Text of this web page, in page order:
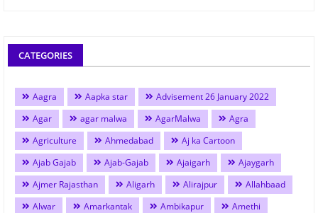
CATEGORIES
Aagra Aapka star
Advisement 26 January 2022
Agar
agar malwa AgarMalwa
Agra
Agriculture
Ahmedabad
Aj ka Cartoon
Ajab Gajab
Ajab-Gajab Ajaigarh
Ajaygarh
Ajmer Rajasthan
Aligarh Alirajpur
Allahbaad
Alwar
Amarkantak Ambikapur
Amethi